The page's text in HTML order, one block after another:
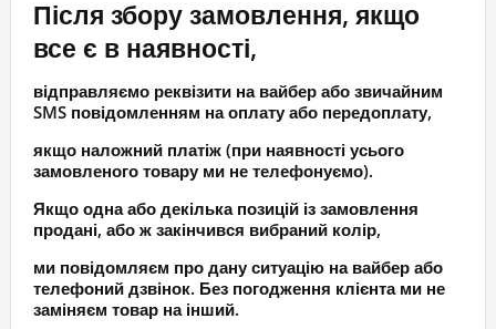
Після збору замовлення, якщо
все є в наявності,
відправляємо реквізити на вайбер або звичайним
SMS повідомленням на оплату або передоплату,
якщо наложний платіж (при наявності усього
замовленого товару ми не телефонуємо).
Якщо одна або декілька позицій із замовлення
продані, або ж закінчився вибраний колір,
ми повідомляєм про дану ситуацію на вайбер або
телефоний дзвінок. Без погодження клієнта ми не
заміняєм товар на інший.